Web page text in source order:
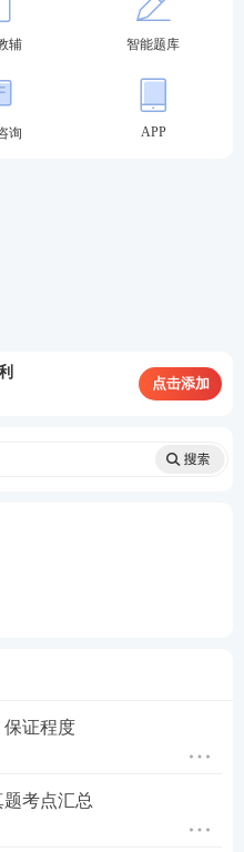
起算，自赔偿请求人知道
作人员行使职权时的行
起计算，但被羁押等限
求履行义务的要求
题考点、计算公式、考
辅 智能题库
询 APP
点击添加
保证程度
考点汇总